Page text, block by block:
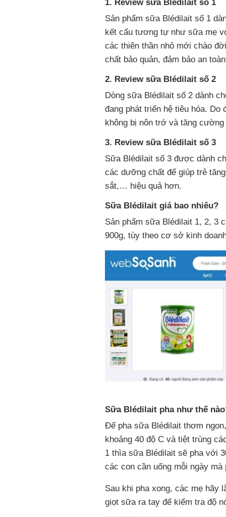
1. Review sữa Blédilait số 1
Sản phẩm sữa Blédilait số 1
kết cấu tương tự như sữa mẹ
các thiên thần nhỏ mới chào
chất bảo quản, đảm bảo an
2. Review sữa Blédilait số 2
Dòng sữa Blédilait số 2 dành
đang phát triển hệ tiêu hóa. Do
không bị nôn trớ và tăng
3. Review sữa Blédilait số 3
Sữa Blédilait số 3 được dành
các dưỡng chất để giúp trẻ
sắt,… hiệu quả hơn.
Sữa Blédilait giá bao nhiêu?
Sản phẩm sữa Blédilait 1, 2, 3
900g, tùy theo cơ sở kinh
Sữa Blédilait pha như thế
Để pha sữa Blédilait thơm
khoảng 40 độ C và tiệt trùng
1 thìa sữa Blédilait sẽ pha với
các con cần uống mỗi ngày
Sau khi pha xong, các mẹ hãy
giọt sữa ra tay để kiểm tra độ